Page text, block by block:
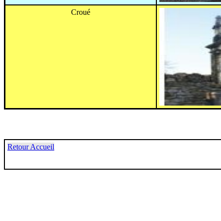
Croué
Retour Accueil